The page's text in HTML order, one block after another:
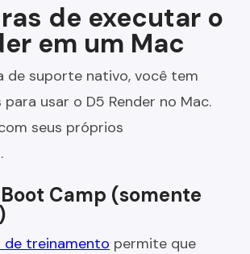
de executar o
em um Mac
de suporte nativo, você tem
usar o D5 Render no Mac.
seus próprios
Camp (somente
treinamento permite que